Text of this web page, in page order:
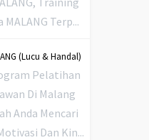
Terp...
(Lucu & Handal)
Pelatihan
Di Malang
Anda Mencari
Dan Kin...